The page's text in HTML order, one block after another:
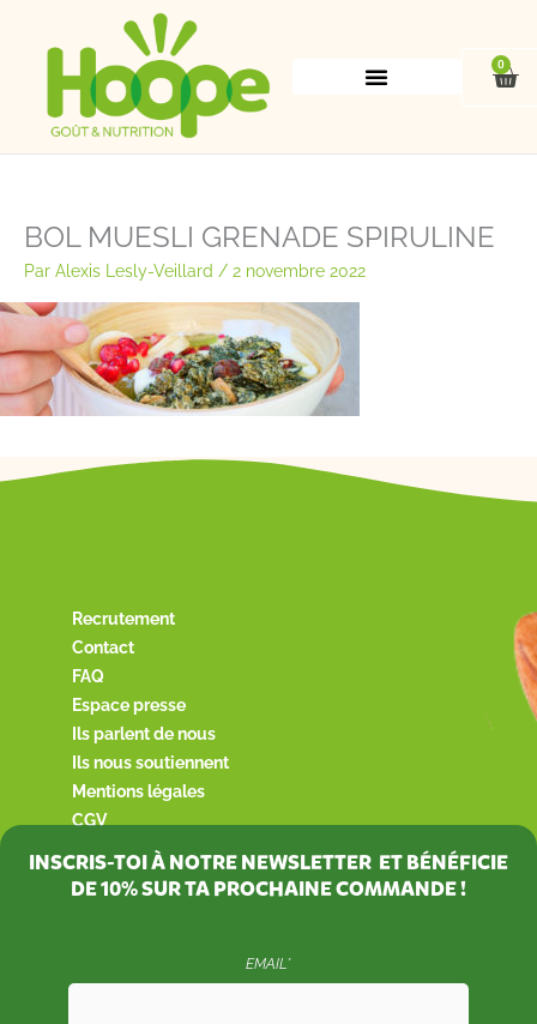
0
BOL MUESLI GRENADE SPIRULINE
Par Alexis Lesly-Veillard / 2 novembre 2022
Recrutement
Contact
FAQ
Espace presse
Ils parlent de nous
Ils nous soutiennent
Mentions légales
CGV
INSCRIS-TOI À NOTRE NEWSLETTER ET BÉNÉFICIE
DE10%SUR TA PROCHAINE COMMANDE !
EMAIL*